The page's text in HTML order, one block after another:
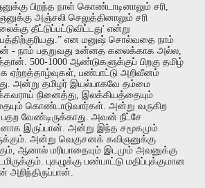
பிறந்த நாள் கொண்டாடினாலும் சரி
அஞ்சலி செலுத்தினாலும் சரி
தீட்டுப்பட்டுவிட்டது' என்று
.” என மனுஷ் சொல்வதை நாம்
- நாம் பதறுவது உன்னத கலைக்காக அல்ல
. 500-1000 ஆண்டுகளுக்குப் பிறகு தமிழ்
ஏற்றத்தாழ்வுகள் பண்பாட்டு அறிவீனம்
அன்று தமிழர் இயல்பாகவே தம்மை
நினைத்து இலக்கியத்தையும்
கொண்டாடுவார்கள் அன்று வருகிற
பதற வேண்டிருக்காது அவன் நீட்சே
இருப்பான் அன்று இந்த சமூகமும்
அன்று வெகுசனக் கவிஞனுக்கு
ஆனால் மரியாதையும் இடமும் அவனுக்கு
புகழுக்கு பண்பாட்டு மதிப்புக்குமான
அறிந்திருப்பான்